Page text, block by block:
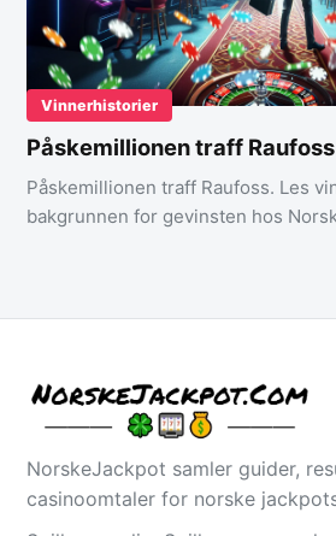
Vinnerhistorier
Påskemillionen traff Raufoss
Påskemillionen traff Raufoss. Les
bakgrunnen for gevinsten hos
NorskeJackpot samler guider,
casinoomtaler for norske